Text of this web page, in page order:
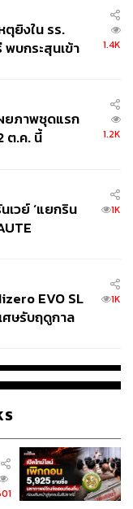
งสุด โดย จวน
ไซเบอร์ซีเคียวริตี้ ซิ
ลยุทธ์ AI สำหรับ
ที่ช่วยให้ธุรกิจต่างๆ
นระดับมนุษย์
ในการสร้างสรรค์
เรื่องของความเป็น
กษาความลับ
ๆ ดังนั้นกลยุทธ์ AI
ลอดภัยง่ายขึ้น
ภาพและรวดเร็ว
าษาขนาดใหญ่มี
างไซเบอร์เป็นสิ่ง
ยเฉพาะกับองค์กร
อย่างต่ำอยู่ที่ 5 แสน
ยด้านชื่อเสียงใน
ยิงใน รร.
บกระสุนเข้า
1.4K
ยภาพชุดแรก
ต.ค. นี้
1.2K
เวย์ ‘แยกริน
1K
EVO SL
ศษรับฤดูกาล
1K